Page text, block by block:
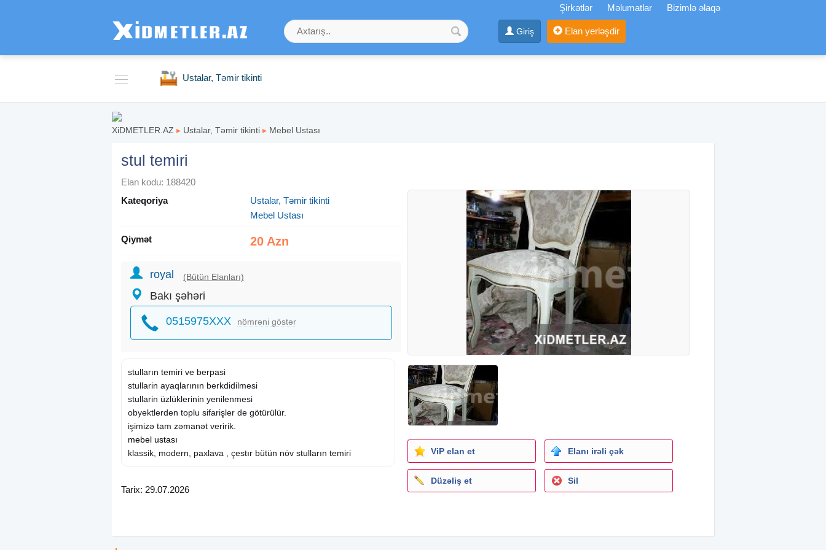
Şirkətlər Məlumatlar Bizimlə əlaqə
Giriş Elan yerləşdir
Ustalar, Təmir tikinti
XiDMETLER.AZ ▸ Ustalar, Təmir tikinti ▸ Mebel Ustası
stul temiri
Elan kodu: 188420
Kateqoriya
Ustalar, Təmir tikinti
Mebel Ustası
Qiymət 20 Azn
royal (Bütün Elanları)
Bakı şəhəri
0515975XXX nömrəni göstər
stulların temiri ve berpasi
stullarin ayaqlarının berkdidilmesi
stullarin üzlüklerinin yenilenmesi
obyektlerden toplu sifarişler de götürülür.
işimizə tam zəmanət veririk.
mebel ustası
klassik, modern, paxlava , çestır bütün növ stulların temiri
Tarix: 29.07.2026
ViP elan et Elanı irəli çək
Düzəliş et Sil